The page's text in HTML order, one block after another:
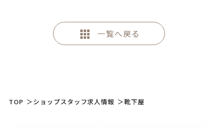
一覧へ戻る
TOP ＞ショップスタッフ求人情報 ＞靴下屋